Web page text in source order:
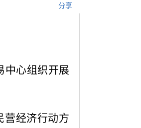
分享
中心组织开展
营经济行动方